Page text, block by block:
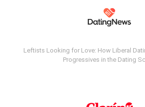
Leftists Looking for Love: How Liberal
Progressives in the Dating